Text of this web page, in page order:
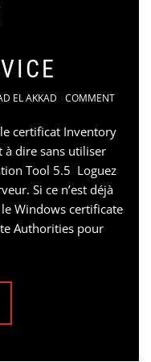
EL AKKAD COMMENT
certificat Inventory
à dire sans utiliser
Tool 5.5 Loguez
Si ce n’est déjà
Windows certificate
Authorities pour